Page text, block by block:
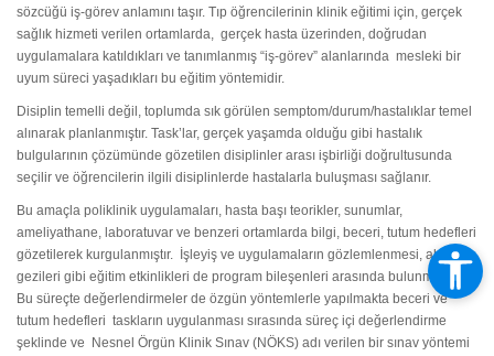
sözcüğü iş-görev anlamını taşır. Tıp öğrencilerinin klinik eğitimi için, gerçek
sağlık hizmeti verilen ortamlarda, gerçek hasta üzerinden, doğrudan
uygulamalara katıldıkları ve tanımlanmış “iş-görev” alanlarında mesleki bir
uyum süreci yaşadıkları bu eğitim yöntemidir.
Disiplin temelli değil, toplumda sık görülen semptom/durum/hastalıklar temel
alınarak planlanmıştır. Task’lar, gerçek yaşamda olduğu gibi hastalık
bulgularının çözümünde gözetilen disiplinler arası işbirliği doğrultusunda
seçilir ve öğrencilerin ilgili disiplinlerde hastalarla buluşması sağlanır.
Bu amaçla poliklinik uygulamaları, hasta başı teorikler, sunumlar,
ameliyathane, laboratuvar ve benzeri ortamlarda bilgi, beceri, tutum hedefleri
gözetilerek kurgulanmıştır. İşleyiş ve uygulamaların gözlemlenmesi, alan
gezileri gibi eğitim etkinlikleri de program bileşenleri arasında bulunmaktadır.
Bu süreçte değerlendirmeler de özgün yöntemlerle yapılmakta beceri ve
tutum hedefleri taskların uygulanması sırasında süreç içi değerlendirme
şeklinde ve Nesnel Örgün Klinik Sınav (NÖKS) adı verilen bir sınav yöntemi